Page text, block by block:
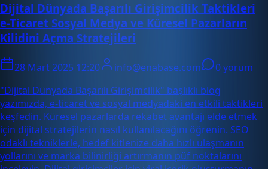
Dijital Dünyada Başarılı Girişimcilik Taktikleri
e-Ticaret Sosyal Medya ve Küresel Pazarların
Kilidini Açma Stratejileri
28 Mart 2025 12:20 info@enabase.com
0 yorum
"Dijital Dünyada Başarılı Girişimcilik" başlıklı blog
yazımızda, e-ticaret ve sosyal medyadaki en etkili taktikleri
keşfedin. Küresel pazarlarda rekabet avantajı elde etmek
için dijital stratejilerin nasıl kullanılacağını öğrenin. SEO
odaklı tekniklerle, hedef kitlenize daha hızlı ulaşmanın
yollarını ve marka bilinirliği artırmanın püf noktalarını